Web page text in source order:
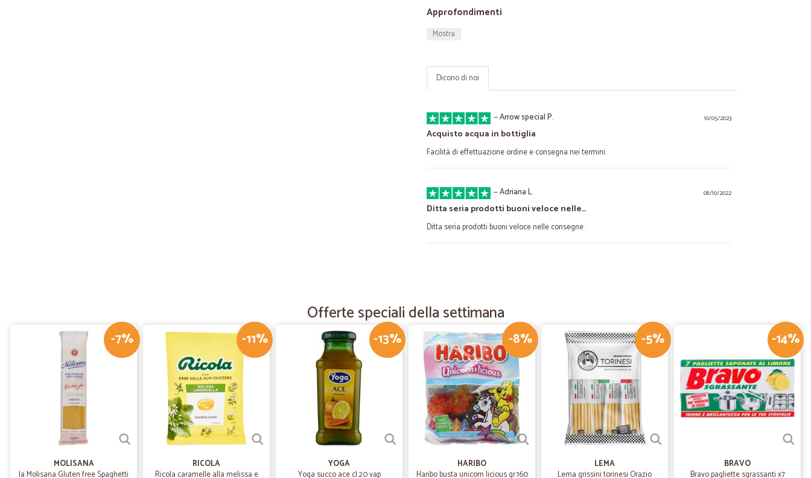
Approfondimenti
Mostra
Dicono di noi
10/05/2023
—Arrow special P.
Acquisto acqua in bottiglia
Facilità di effettuazione ordine e consegna nei termini.
08/10/2022
—Adriana L.
Ditta seria prodotti buoni veloce nelle…
Ditta seria prodotti buoni veloce nelle consegne .
—Paola G.
soddisfatta
È arrivato tutto preciso, come nelle aspettative.!
16/09/2020
—Franco B.
Consegna nei tempi previsti e prodotti che non trovo altrove
Offerte speciali della settimana
-7%
MOLISANA
la Molisana Gluten free Spaghetti
-11%
RICOLA
Ricola caramelle alla melissa e
-13%
YOGA
Yoga succo ace cl.20 vap
-8%
HARIBO
Haribo busta unicorn licious gr.160
-5%
LEMA
Lema grissini torinesi Orazio
-14%
BRAVO
Bravo pagliette sgrassanti x7